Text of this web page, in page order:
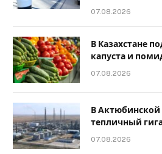
07.08.2026
В Казахстане
капуста и
07.08.2026
В Актюбинской
тепличный
07.08.2026